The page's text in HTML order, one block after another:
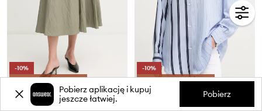
-10%
Sandro Ferrone spódnica
Cena aktualna:
-10%
extra -5% z kodem: OFF*
Sandro Ferrone koszula
Pobierz aplikację i kupuj
jeszcze łatwiej.
Pobierz